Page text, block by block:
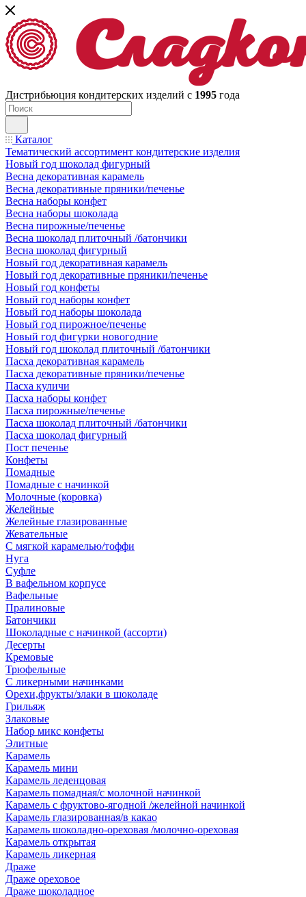
Дистрибьюция кондитерских изделий с 1995 года
Каталог
Тематический ассортимент кондитерские изделия
Новый год шоколад фигурный
Весна декоративная карамель
Весна декоративные пряники/печенье
Весна наборы конфет
Весна наборы шоколада
Весна пирожные/печенье
Весна шоколад плиточный /батончики
Весна шоколад фигурный
Новый год декоративная карамель
Новый год декоративные пряники/печенье
Новый год конфеты
Новый год наборы конфет
Новый год наборы шоколада
Новый год пирожное/печенье
Новый год фигурки новогодние
Новый год шоколад плиточный /батончики
Пасха декоративная карамель
Пасха декоративные пряники/печенье
Пасха куличи
Пасха наборы конфет
Пасха пирожные/печенье
Пасха шоколад плиточный /батончики
Пасха шоколад фигурный
Пост печенье
Конфеты
Помадные
Помадные с начинкой
Молочные (коровка)
Желейные
Желейные глазированные
Жевательные
С мягкой карамелью/тоффи
Нуга
Суфле
В вафельном корпусе
Вафельные
Пралиновые
Батончики
Шоколадные с начинкой (ассорти)
Десерты
Кремовые
Трюфельные
С ликерными начинками
Орехи,фрукты/злаки в шоколаде
Грильяж
Злаковые
Набор микс конфеты
Элитные
Карамель
Карамель мини
Карамель леденцовая
Карамель помадная/с молочной начинкой
Карамель с фруктово-ягодной /желейной начинкой
Карамель глазированная/в какао
Карамель шоколадно-ореховая /молочно-ореховая
Карамель открытая
Карамель ликерная
Драже
Драже ореховое
Драже шоколадное